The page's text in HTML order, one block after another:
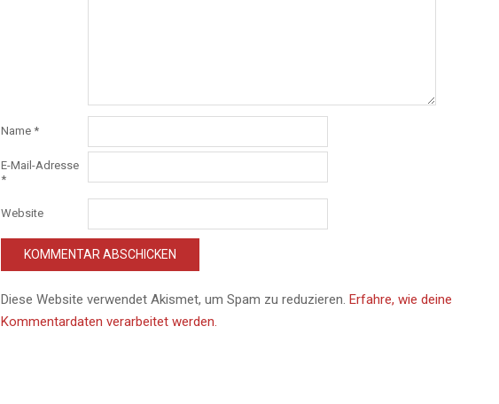
Name *
E-Mail-Adresse
*
Website
Diese Website verwendet Akismet, um Spam zu reduzieren. Erfahre, wie deine
Kommentardaten verarbeitet werden.